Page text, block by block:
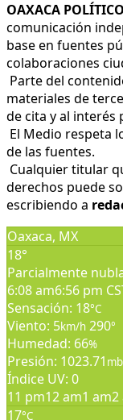
OAXACA POLÍTICO
comunicación
base en fuentes
colaboraciones
Parte del
materiales de
de cita y al interés
El Medio respeta
de las fuentes.
Cualquier titular
derechos puede
escribiendo a
Oaxaca, MX
18°
Parcialmente
6:08 am6:56 pm
Sensación: 18°C
Viento: 5km/h 290°
Humedad: 66%
Presión: 1023.71
Índice UV: 0
11 pm12 am1 am2
17°C